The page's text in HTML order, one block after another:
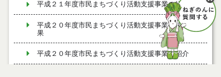
平成２１年度市民まちづくり活動支援事業の紹介
平成２０年度市民まちづくり活動支援事業の認定結
果
平成２０年度市民まちづくり活動支援事業の紹介